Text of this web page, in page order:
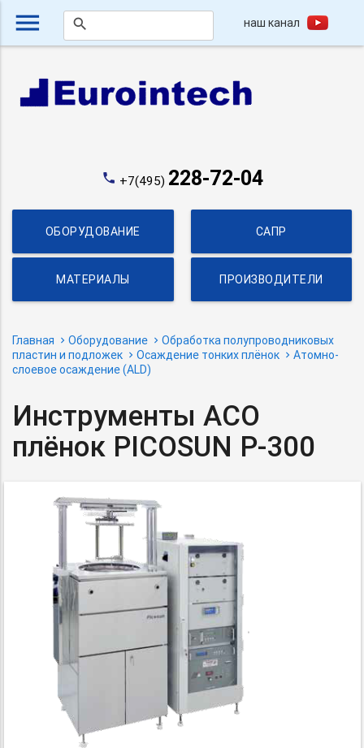
menu search наш канал
phone +7(495) 228-72-04
ОБОРУДОВАНИЕ САПР
МАТЕРИАЛЫ ПРОИЗВОДИТЕЛИ
Главная Оборудование
Обработка полупроводниковых
пластин и подложек
Осаждение тонких плёнок
Атомно-
слоевое осаждение (ALD)
Инструменты АСО
плёнок PICOSUN P-300